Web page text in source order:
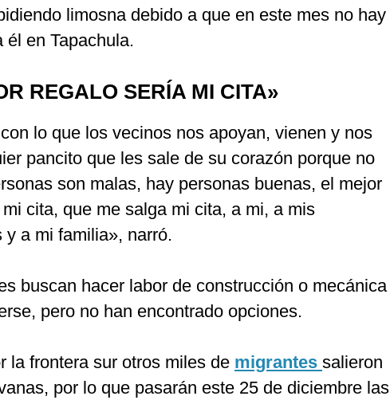
limosna debido a que en este mes no hay
él en Tapachula.
REGALO SERÍA MI CITA»
lo que los vecinos nos apoyan, vienen y nos
pancito que les sale de su corazón porque no
son malas, hay personas buenas, el mejor
cita, que me salga mi cita, a mi, a mis
y a mi familia», narró.
buscan hacer labor de construcción o mecánica
pero no han encontrado opciones.
la frontera sur otros miles de migrantes salieron
por lo que pasarán este 25 de diciembre las